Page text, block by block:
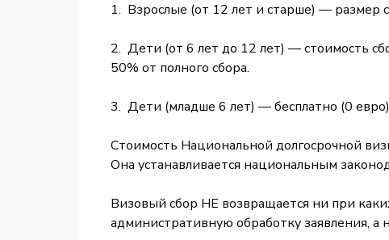
1. Взрослые (от 12 лет и старше) — размер
2. Дети (от 6 лет до 12 лет) — стоимость
50% от полного сбора.
3. Дети (младше 6 лет) — бесплатно (0
Стоимость Национальной долгосрочной
Она устанавливается национальным
Визовый сбор НЕ возвращается ни при
административную обработку заявления, а